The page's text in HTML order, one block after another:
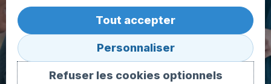
Refuser les cookies optionnels
Personnaliser
Tout accepter